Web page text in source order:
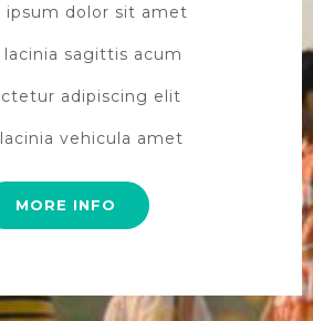
ipsum dolor sit amet
lacinia sagittis acum
adipiscing elit
vehicula amet
MORE INFO